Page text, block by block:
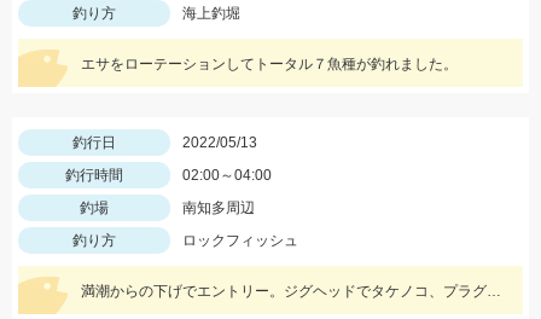
釣り方
海上釣堀
エサをローテーションしてトータル７魚種が釣れました。
釣行日
2022/05/13
釣行時間
02:00～04:00
釣場
南知多周辺
釣り方
ロックフィッシュ
満潮からの下げでエントリー。ジグヘッドでタケノコ、プラグでメバルが入れ食いでした。サイズは小さめなので全てリリースしました。